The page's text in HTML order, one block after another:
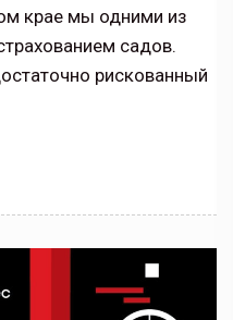
крае мы одними из
садов.
рискованный